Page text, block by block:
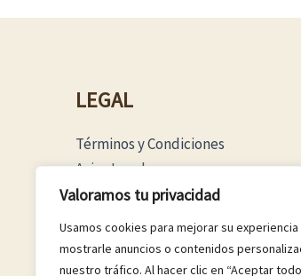
Valoramos tu privacidad
Usamos cookies para mejorar su
mostrarle anuncios o contenidos
nuestro tráfico. Al hacer clic en “Aceptar
LEGAL
Términos y Condiciones
Aviso Legal
Política Privacidad
Política Cookies